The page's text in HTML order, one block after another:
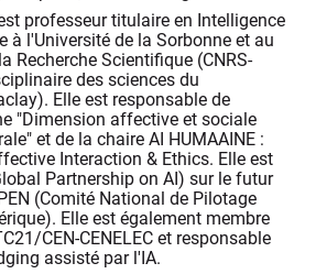
professeur titulaire en Intelligence
à l'Université de la Sorbonne et au
Recherche Scientifique (CNRS-
des sciences du
Elle est responsable de
"Dimension affective et sociale
et de la chaire AI HUMAAINE :
Interaction & Ethics. Elle est
Partnership on AI) sur le futur
(Comité National de Pilotage
Elle est également membre
CEN-CENELEC et responsable
assisté par l'IA.